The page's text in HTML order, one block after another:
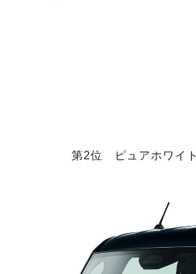
第2位 ピュアホワイ